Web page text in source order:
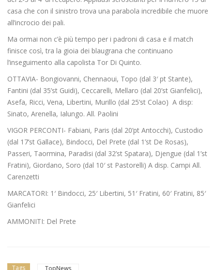
casa che con il sinistro trova una parabola incredibile che muore
all’incrocio dei pali.
Ma ormai non c’è più tempo per i padroni di casa e il match
finisce così, tra la gioia dei blaugrana che continuano
l’inseguimento alla capolista Tor Di Quinto.
OTTAVIA- Bongiovanni, Chennaoui, Topo (dal 3′ pt Stante),
Fantini (dal 35’st Guidi), Ceccarelli, Mellaro (dal 20’st Gianfelici),
Asefa, Ricci, Vena, Libertini, Murillo (dal 25’st Colao) A disp:
Sinato, Arenella, Ialungo. All. Paolini
VIGOR PERCONTI- Fabiani, Paris (dal 20’pt Antocchi), Custodio
(dal 17’st Gallace), Bindocci, Del Prete (dal 1’st De Rosas),
Passeri, Taormina, Paradisi (dal 32’st Spatara), Djengue (dal 1’st
Fratini), Giordano, Soro (dal 10′ st Pastorelli) A disp. Campi All.
Carenzetti
MARCATORI: 1′ Bindocci, 25′ Libertini, 51′ Fratini, 60′ Fratini, 85′
Gianfelici
AMMONITI: Del Prete
Tags TopNews